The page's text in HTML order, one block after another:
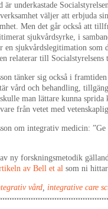
är underkastade
väljer att erbjuda
Men det går också att
sjukvårdsyrke, i
en sjukvårdslegitimation
relaterar till Socialstyrelsens
tänker sig också i
vård och behandling,
man lättare kunna
från vetet med
om integrativ medicin:
ny forskningsmetodik
av Bell et al som ni
vård, integrative care